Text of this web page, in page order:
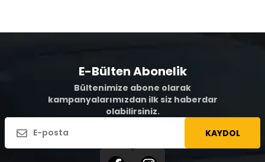
E-Bülten Abonelik
Bültenimize abone olarak
kampanyalarımızdan ilk siz haberdar
olabilirsiniz.
KAYDOL